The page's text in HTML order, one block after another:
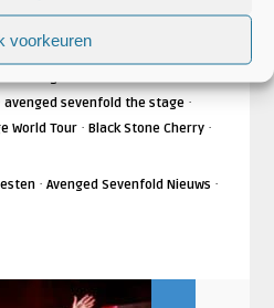
voorkeuren
·Avenged Sevenfold 2018
avenged sevenfold the stage·
World Tour· Black Stone Cherry·
· Avenged Sevenfold Nieuws ·